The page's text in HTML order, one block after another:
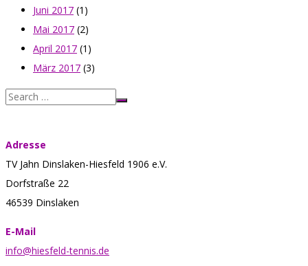
Juni 2017 (1)
Mai 2017 (2)
April 2017 (1)
März 2017 (3)
Adresse
TV Jahn Dinslaken-Hiesfeld 1906 e.V.
Dorfstraße 22
46539 Dinslaken
E-Mail
info@hiesfeld-tennis.de